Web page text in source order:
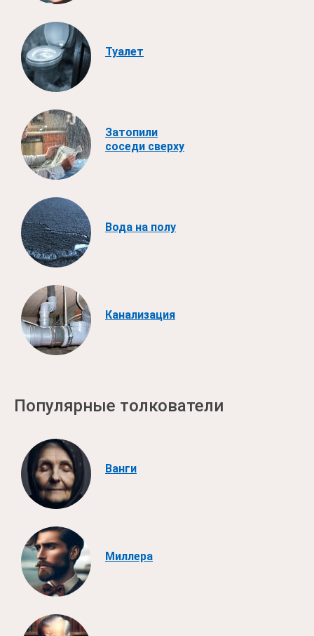
Туалет
Затопили
соседи сверху
Вода на полу
Канализация
Популярные толкователи
Ванги
Миллера